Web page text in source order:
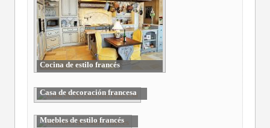
Cocina de estilo francés
Casa de decoración francesa
Muebles de estilo francés